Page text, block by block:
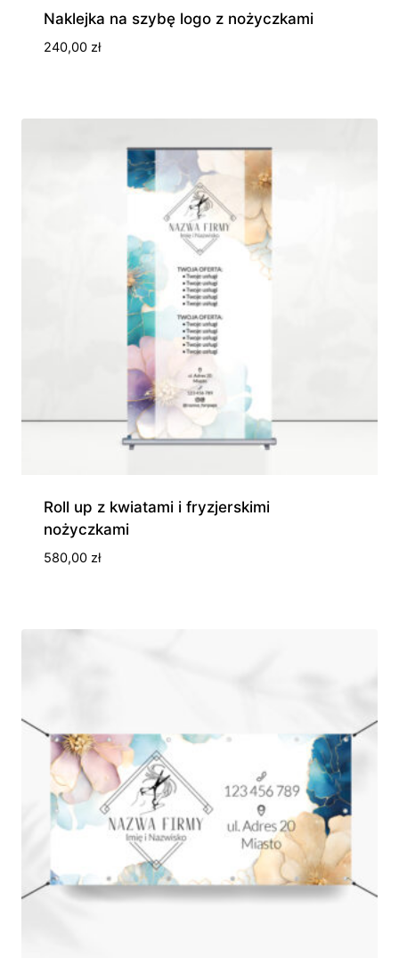
Naklejka na szybę logo z nożyczkami
240,00 zł
Roll up z kwiatami i fryzjerskimi
nożyczkami
580,00 zł